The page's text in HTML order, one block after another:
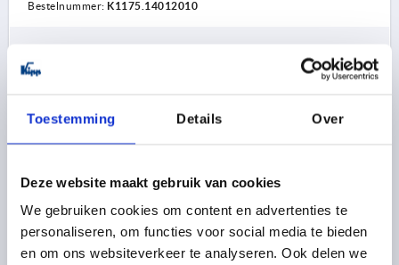
Toestemming Details Over
Deze website maakt gebruik van cookies
We gebruiken cookies om content en advertenties te
personaliseren, om functies voor social media te bieden
en om ons websiteverkeer te analyseren. Ook delen we
Bestelnummer: K1175.14012010
excl. BTW
plus verzendkosten
DETAILS